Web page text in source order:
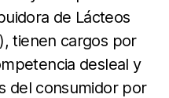
de Lácteos
tienen cargos por
desleal y
del consumidor por